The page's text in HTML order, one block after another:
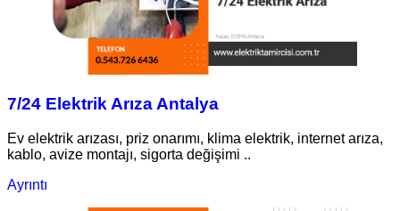
7/24 Elektrik Arıza Antalya
Ev elektrik arızası, priz onarımı, klima elektrik, internet arıza,
kablo, avize montajı, sigorta değişimi ..
Ayrıntı